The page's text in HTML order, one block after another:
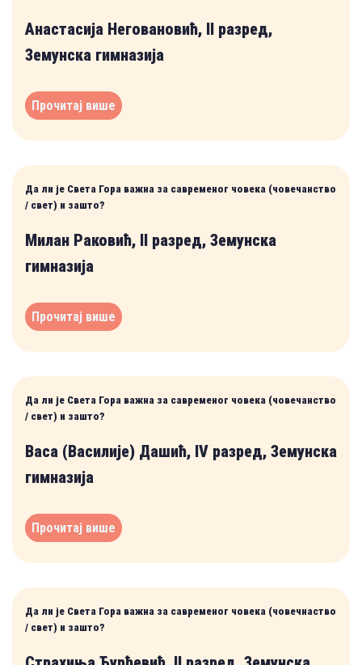
Анастасија Неговановић, II разред,
Земунска гимназија
Прочитај више
Да ли је Света Гора важна за савременог човека (човечанство
/ свет) и зашто?
Милан Раковић, II разред, Земунска
гимназија
Прочитај више
Да ли је Света Гора важна за савременог човека (човечанство
/ свет) и зашто?
Васа (Василије) Дашић, IV разред, Земунска
гимназија
Прочитај више
Да ли је Света Гора важна за савременог човека (човечнаство
/ свет) и зашто?